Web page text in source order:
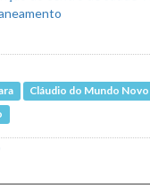
Cláudio do Mundo Novo